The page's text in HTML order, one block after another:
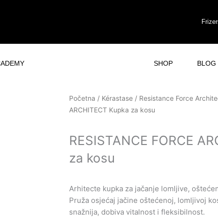
SHOP BLOG
Početna / Kérastase / Resistance Force
ARCHITECT Kupka za kosu
RESISTANCE FORCE
za kosu
Arhitecte kupka za jačanje lomljive,
Pruža osjećaj jačine oštećenoj, lomljivoj
snažnija, dobiva vitalnost i fleksibilnost.